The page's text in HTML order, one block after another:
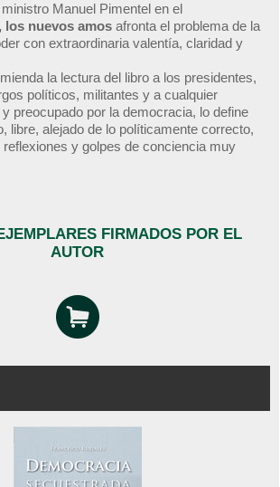
Manuel Pimentel en el
los nuevos amos afronta el problema de la
con extraordinaria valentía, claridad y
la lectura del libro a los presidentes,
políticos, militantes y a cualquier
preocupado por la democracia, lo define
libre, alejado de lo políticamente correcto,
y golpes de conciencia muy
FIRMADOS POR EL
AUTOR